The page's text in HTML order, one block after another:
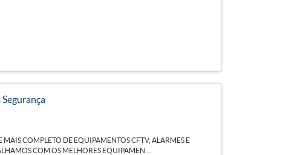
COMPLETO DE EQUIPAMENTOS CFTV, ALARMES E
COM OS MELHORES EQUIPAMEN ...